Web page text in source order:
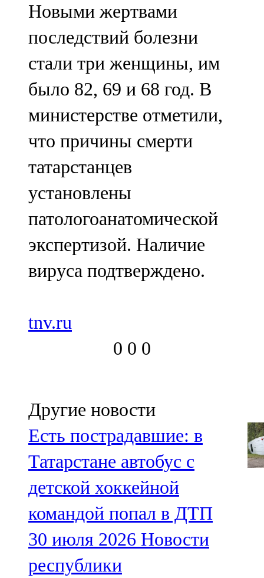
71,42 FM
Сарман
107,8 FM
Теләче
106,1 FM
Түбән Кама
102,6 FM
Чирмешән
107,7 FM
Чистай
103,0 FM
91,0 FM
Яңа чишмә
107,0 FM
Яр Чаллы
105,5 FM
Новыми жертвами
последствий болезни
стали три женщины, им
было 82, 69 и 68 год. В
министерстве отметили,
что причины смерти
татарстанцев
установлены
патологоанатомической
экспертизой. Наличие
вируса подтверждено.
tnv.ru
0 0 0
Другие новости
Есть пострадавшие: в
Татарстане автобус с
детской хоккейной
командой попал в ДТП
30 июля 2026 Новости
республики